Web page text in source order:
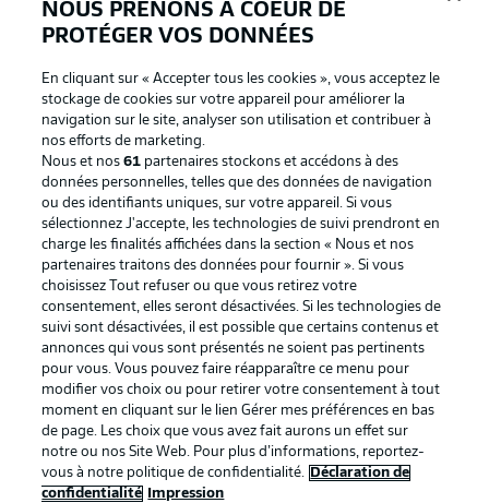
La publicité Conditions d’utilisation des
Mentions Légales Gérer mes préférences
Déclaration de
confidentialité
Diffuseurs
Travaux Contact
Impression Joueurs
NOUS PRENONS À COEUR DE
PROTÉGER VOS DONNÉES
En cliquant sur « Accepter tous les cookies », vous acceptez le
stockage de cookies sur votre appareil pour améliorer la
navigation sur le site, analyser son utilisation et contribuer à
nos efforts de marketing.
Nous et nos61 partenaires stockons et accédons à des
données personnelles, telles que des données de navigation
ou des identifiants uniques, sur votre appareil. Si vous
sélectionnez J'accepte, les technologies de suivi prendront en
charge les finalités affichées dans la section « Nous et nos
partenaires traitons des données pour fournir ». Si vous
choisissez Tout refuser ou que vous retirez votre
consentement, elles seront désactivées. Si les technologies de
suivi sont désactivées, il est possible que certains contenus et
annonces qui vous sont présentés ne soient pas pertinents
pour vous. Vous pouvez faire réapparaître ce menu pour
modifier vos choix ou pour retirer votre consentement à tout
moment en cliquant sur le lien Gérer mes préférences en bas
de page. Les choix que vous avez fait aurons un effet sur
notre ou nos Site Web. Pour plus d’informations, reportez-
vous à notre politique de confidentialité.
Déclaration de
confidentialité
Impression